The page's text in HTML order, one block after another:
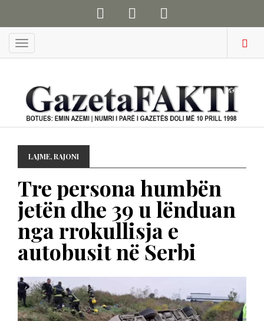
Menu
LAJME,RAJONI
Tre persona humbën
jetën dhe 39 u lënduan
nga rrokullisja e
autobusit në Serbi